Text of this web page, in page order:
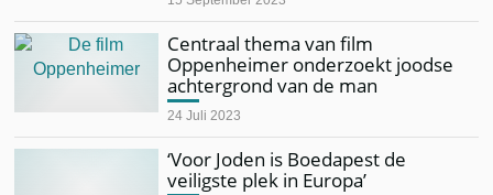
Centraal thema van film
Oppenheimer onderzoekt joodse
achtergrond van de man
24 Juli 2023
‘Voor Joden is Boedapest de
veiligste plek in Europa’